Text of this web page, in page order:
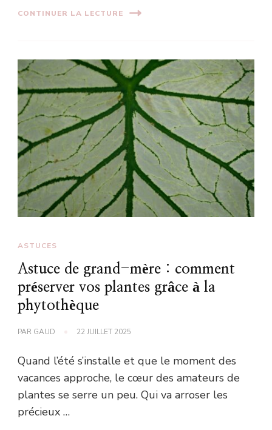
CONTINUER LA LECTURE
ASTUCES
Astuce de grand-mère : comment
préserver vos plantes grâce à la
phytothèque
PAR GAUD 22 JUILLET 2025
Quand l’été s’installe et que le moment des
vacances approche, le cœur des amateurs de
plantes se serre un peu. Qui va arroser les
précieux …